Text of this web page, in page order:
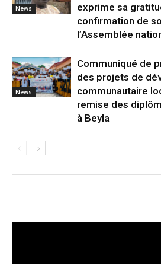
News
exprime sa
confirmation de
l’Assemblée
News
Communiqué de
des projets de
communautaire
remise des
à Beyla